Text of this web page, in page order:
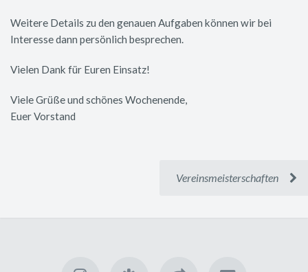
Weitere Details zu den genauen Aufgaben können wir bei
Interesse dann persönlich besprechen.
Vielen Dank für Euren Einsatz!
Viele Grüße und schönes Wochenende,
Euer Vorstand
Vereinsmeisterschaften